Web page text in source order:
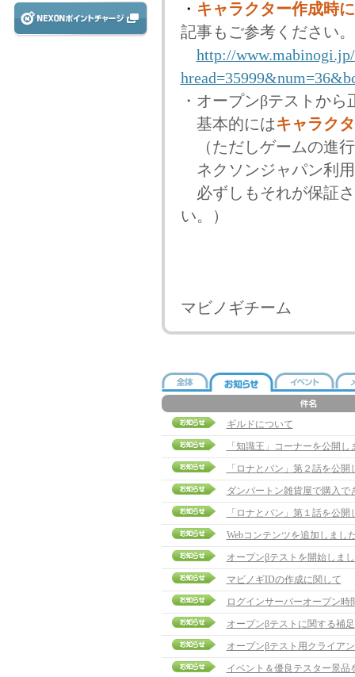
・ キャラクター作成時
記事もご参考ください。
http://
・オープンβテストか
基本的にはキャラク
（ただしゲームの進
ネクソンジャパン利
必ずしもそれが保証
い。）
マビノギチーム
ギルドについて
「知識王」コーナーを公開し
「ロナとパン」第２話を公開
ダンバートン雑貨屋で購入で
「ロナとパン」第１話を公開
Webコンテンツを追加しまし
オープンβテストを開始しま
マビノギIDの作成に関して
ログインサーバーオープン時
オープンβテストに関する補足
オープンβテスト用クライア
イベント＆優良テスター景品